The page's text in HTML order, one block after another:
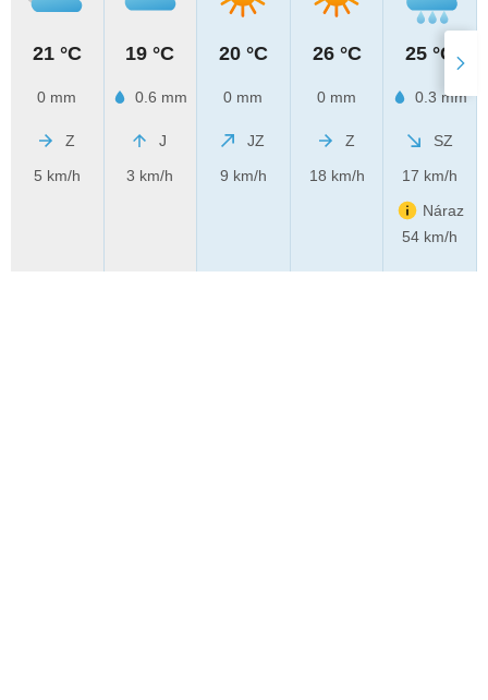
21 °C
0 mm
Z
5 km/h
19 °C
0.6 mm
J
3 km/h
20 °C
0 mm
JZ
9 km/h
26 °C
0 mm
Z
18 km/h
25 °C
0.3 mm
SZ
17 km/h
Náraz
54 km/h